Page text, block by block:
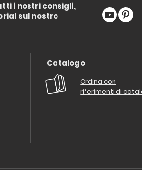
i nostri consigli,
sul nostro
Catalogo
Ordina con
riferimenti di